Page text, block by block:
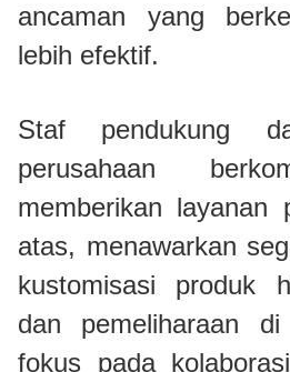
ancaman yang
lebih efektif.
Staf pendukung
perusahaan
memberikan layanan
atas, menawarkan
kustomisasi produk
dan pemeliharaan di
fokus pada